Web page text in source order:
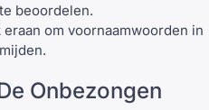
beoordelen.
eraan om voornaamwoorden in
Onbezongen